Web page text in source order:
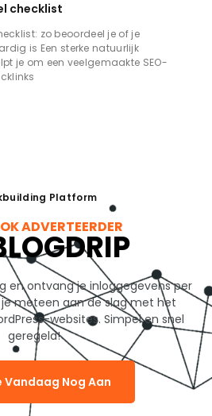
checklist
zo beoordeel je of je
is Een sterke natuurlijk
je om een veelgemaakte SEO-
Platform
ADVERTEERDER
en ontvang je inloggegevens per
meteen aan de slag met het
websites. Simpel en snel
geregeld!
Vandaag Nog Aan